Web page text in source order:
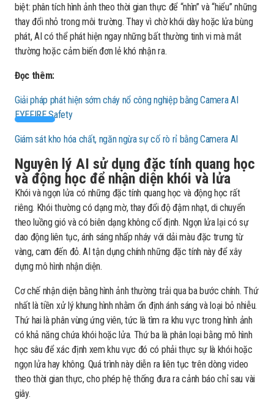
biệt: phân tích hình ảnh theo thời gian thực để “nhìn” và “hiểu” những
thay đổi nhỏ trong môi trường. Thay vì chờ khói dày hoặc lửa bùng
phát, AI có thể phát hiện ngay những bất thường tinh vi mà mắt
thường hoặc cảm biến đơn lẻ khó nhận ra.
Đọc thêm:
Giải pháp phát hiện sớm cháy nổ công nghiệp bằng Camera AI
EYEFIRE Safety
Giám sát kho hóa chất, ngăn ngừa sự cố rò rỉ bằng Camera AI
Nguyên lý AI sử dụng đặc tính quang học
và động học để nhận diện khói và lửa
Khói và ngọn lửa có những đặc tính quang học và động học rất
riêng. Khói thường có dạng mờ, thay đổi độ đậm nhạt, di chuyển
theo luồng gió và có biên dạng không cố định. Ngọn lửa lại có sự
dao động liên tục, ánh sáng nhấp nháy với dải màu đặc trưng từ
vàng, cam đến đỏ. AI tận dụng chính những đặc tính này để xây
dựng mô hình nhận diện.
Cơ chế nhận diện bằng hình ảnh thường trải qua ba bước chính. Thứ
nhất là tiền xử lý khung hình nhằm ổn định ánh sáng và loại bỏ nhiễu.
Thứ hai là phân vùng ứng viên, tức là tìm ra khu vực trong hình ảnh
có khả năng chứa khói hoặc lửa. Thứ ba là phân loại bằng mô hình
học sâu để xác định xem khu vực đó có phải thực sự là khói hoặc
ngọn lửa hay không. Quá trình này diễn ra liên tục trên dòng video
theo thời gian thực, cho phép hệ thống đưa ra cảnh báo chỉ sau vài
giây.